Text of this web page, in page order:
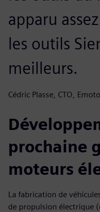
apparu
les outils
meilleurs.
Cédric Plasse, CTO,
prochaine
moteurs
La fabrication de
de propulsion électrique